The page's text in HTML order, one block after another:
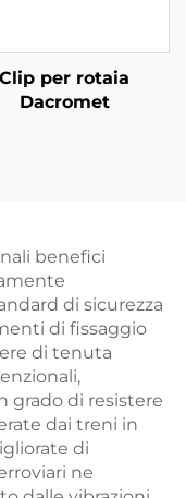
Clip per rotaia
Dacromet
benefici
di sicurezza
di fissaggio
di tenuta
grado di resistere
dai treni in
di
ne